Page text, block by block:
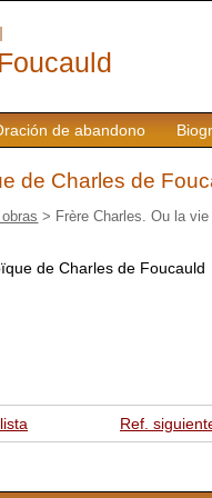
de abandono
de Charles de
> Frère Charles. Ou la
de Charles de Foucauld
Ref.